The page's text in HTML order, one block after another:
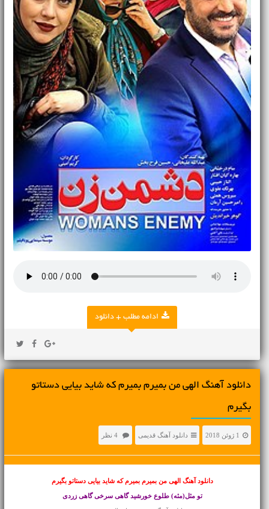
ادامه مطلب + دانلود
دانلود آهنگ الهی من بمیرم بمیرم که شاید بیایی دستاتو
بگیرم
1 ژوئن 2018 دانلود آهنگ قدیمی
دانلود آهنگ الهی من بمیرم بمیرم که شاید بیایی دستاتو بگیرم
تو مثل(مثه) طلوع خورشید گاهی سرخی گاهی زردی